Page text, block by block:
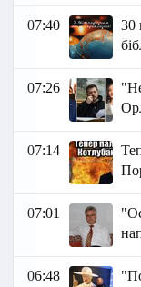
07:40
30
07:26
07:14
07:01
06:48